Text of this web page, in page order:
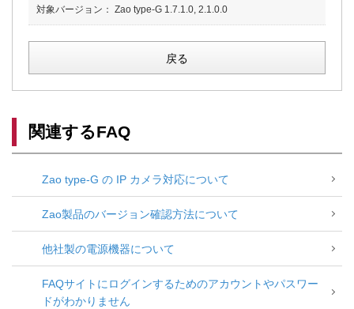
対象バージョン： Zao type-G 1.7.1.0, 2.1.0.0
戻る
関連するFAQ
Zao type-G の IP カメラ対応について
Zao製品のバージョン確認方法について
他社製の電源機器について
FAQサイトにログインするためのアカウントやパスワー
ドがわかりません